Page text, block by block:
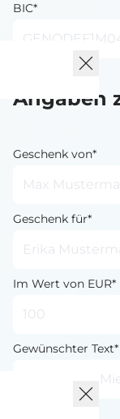
BIC*
Angaben
Geschenk von*
Geschenk für*
Im Wert von EUR*
Gewünschter Text*